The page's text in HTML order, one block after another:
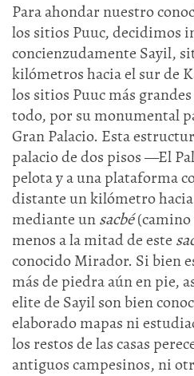
Para ahondar nuestro
los sitios Puuc, decidimos
concienzudamente Sayil,
kilómetros hacia el sur de
los sitios Puuc más grandes
todo, por su monumental
Gran Palacio. Esta
palacio de dos pisos —El
pelota y a una plataforma
distante un kilómetro
mediante unsacbé(camino
menos a la mitad de este
conocido Mirador. Si bien
más de piedra aún en pie,
elite de Sayil son bien
elaborado mapas ni
los restos de las casas
antiguos campesinos, ni